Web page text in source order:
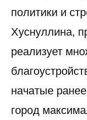
политики и
Хуснуллина,
реализует
начатые
город